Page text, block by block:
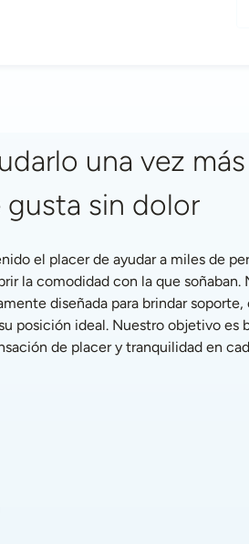
una vez
gusta sin dolor
el placer de ayudar a miles de
la comodidad con la que soñaban.
diseñada para brindar soporte,
posición ideal. Nuestro objetivo es
de placer y tranquilidad en